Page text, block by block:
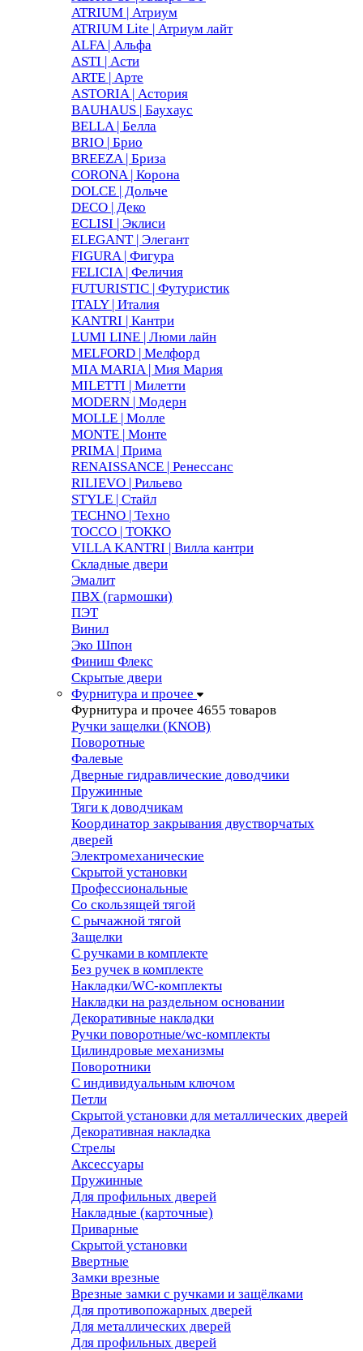
ATRIUM | Атриум
ATRIUM Lite | Атриум лайт
ALFA | Альфа
ASTI | Асти
ARTE | Арте
ASTORIA | Астория
BAUHAUS | Баухаус
BELLA | Белла
BRIO | Брио
BREEZA | Бриза
CORONA | Корона
DOLCE | Дольче
DECO | Деко
ECLISI | Эклиси
ELEGANT | Элегант
FIGURA | Фигура
FELICIA | Феличия
FUTURISTIC | Футуристик
ITALY | Италия
KANTRI | Кантри
LUMI LINE | Люми лайн
MELFORD | Мелфорд
MIA MARIA | Мия Мария
MILETTI | Милетти
MODERN | Модерн
MOLLE | Молле
MONTE | Монте
PRIMA | Прима
RENAISSANCE | Ренессанс
RILIEVO | Рильево
STYLE | Стайл
TECHNO | Техно
TOCCO | ТОККО
VILLA KANTRI | Вилла кантри
Складные двери
Эмалит
ПВХ (гармошки)
ПЭТ
Винил
Эко Шпон
Финиш Флекс
Скрытые двери
Фурнитура и прочее
Фурнитура и прочее 4655 товаров
Ручки защелки (KNOB)
Поворотные
Фалевые
Дверные гидравлические доводчики
Пружинные
Тяги к доводчикам
Координатор закрывания двустворчатых
дверей
Электромеханические
Скрытой установки
Профессиональные
Со скользящей тягой
С рычажной тягой
Защелки
С ручками в комплекте
Без ручек в комплекте
Накладки/WC-комплекты
Накладки на раздельном основании
Декоративные накладки
Ручки поворотные/wc-комплекты
Цилиндровые механизмы
Поворотники
С индивидуальным ключом
Петли
Скрытой установки для металлических дверей
Декоративная накладка
Стрелы
Аксессуары
Пружинные
Для профильных дверей
Накладные (карточные)
Приварные
Скрытой установки
Ввертные
Замки врезные
Врезные замки с ручками и защёлками
Для противопожарных дверей
Для металлических дверей
Для профильных дверей